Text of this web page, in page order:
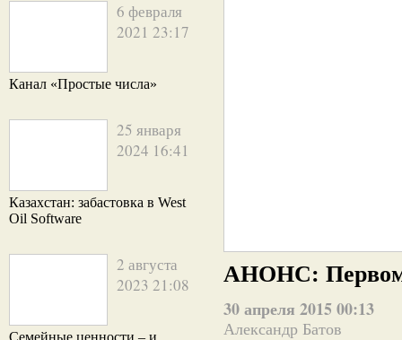
6 февраля
2021 23:17
Канал «Простые числа»
25 января
2024 16:41
Казахстан: забастовка в West
Oil Software
2 августа
2023 21:08
Семейные ценности – и
АНОНС:
30 апреля 2015 00:13
Александр Батов